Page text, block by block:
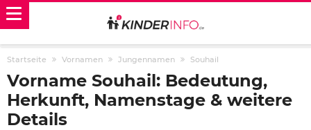
Startseite Vornamen Jungennamen Souhail
Vorname Souhail: Bedeutung,
Herkunft, Namenstage & weitere
Details